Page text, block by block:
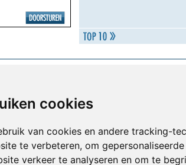
cookies
van cookies en andere tracking-
te verbeteren, om
verkeer te analyseren en om te